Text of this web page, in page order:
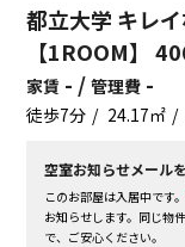
都立大学 キレ
【1ROOM】
家賃 - /管理費 -
徒歩7分 24.17㎡
空室お知らせメール
このお部屋は入居中です
お知らせします。同じ物
で、ご安心ください。